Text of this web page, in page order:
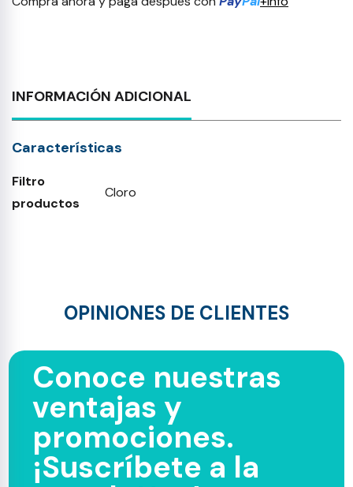
INFORMACIÓN ADICIONAL
Características
Filtro
productos
Cloro
OPINIONES DE CLIENTES
Conoce nuestras
ventajas y
promociones.
¡Suscríbete a la